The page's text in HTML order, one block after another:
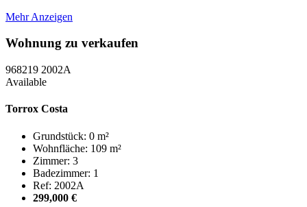
Mehr Anzeigen
Wohnung zu verkaufen
968219 2002A
Available
Torrox Costa
Grundstück: 0 m²
Wohnfläche: 109 m²
Zimmer: 3
Badezimmer: 1
Ref: 2002A
299,000 €